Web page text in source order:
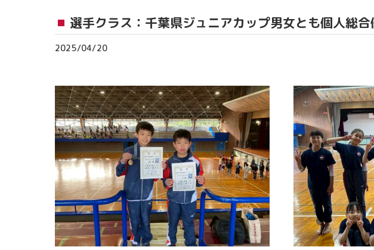
選手クラス：千葉県ジュニアカップ男女とも個人総合
2025/04/20